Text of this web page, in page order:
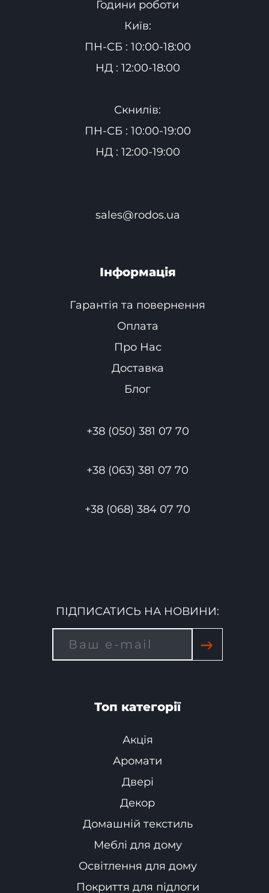
Години роботи
Київ:
ПН-СБ : 10:00-18:00
НД : 12:00-18:00
Скнилів:
ПН-СБ : 10:00-19:00
НД : 12:00-19:00
sales@rodos.ua
Інформація
Гарантія та повернення
Оплата
Про Нас
Доставка
Блог
+38 (050) 381 07 70
+38 (063) 381 07 70
+38 (068) 384 07 70
ПІДПИСАТИСЬ НА НОВИНИ:
→
Топ категорії
Акція
Аромати
Двері
Декор
Домашній текстиль
Меблі для дому
Освітлення для дому
Покриття для підлоги